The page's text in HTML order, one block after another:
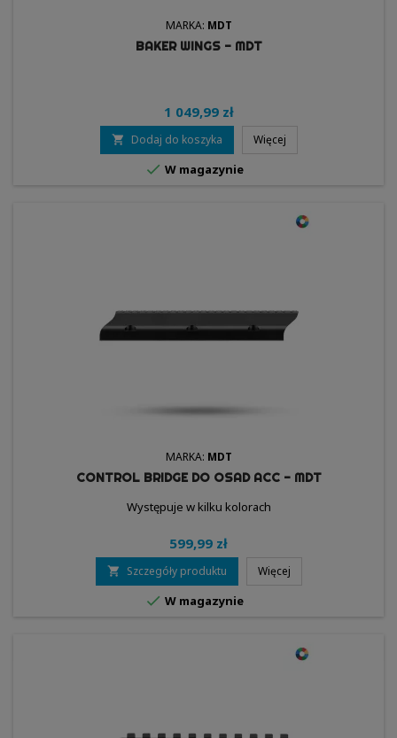
MARKA: MDT
BAKER WINGS - MDT
1 049,99 zł
 Dodaj do koszyka Więcej
 W magazynie
MARKA: MDT
CONTROL BRIDGE DO OSAD ACC - MDT
Występuje w kilku kolorach
599,99 zł
 Szczegóły produktu Więcej
 W magazynie